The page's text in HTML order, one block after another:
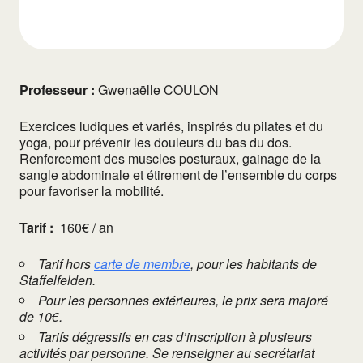
Professeur : Gwenaëlle COULON
Exercices ludiques et variés, inspirés du pilates et du
yoga, pour prévenir les douleurs du bas du dos.
Renforcement des muscles posturaux, gainage de la
sangle abdominale et étirement de l’ensemble du corps
pour favoriser la mobilité.
Tarif : 160€ / an
Tarif horscarte de membre, pour les habitants de
Staffelfelden.
Pour les personnes extérieures, le prix sera majoré
de 10€.
Tarifs dégressifs en cas d’inscription à plusieurs
activités par personne. Se renseigner au secrétariat